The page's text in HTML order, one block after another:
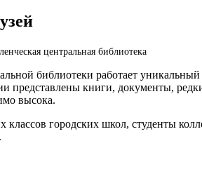
центральная библиотека
библиотеки работает
представлены книги, документы,
высока.
городских школ, студенты